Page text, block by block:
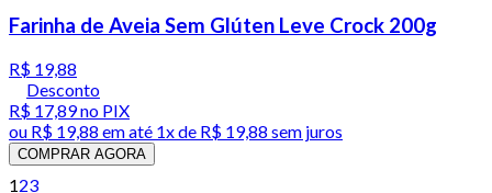
Farinha de Aveia Sem Glúten Leve Crock 200g
R$ 19,88
Desconto
R$ 17,89no PIX
ou R$ 19,88 em até 1x de R$ 19,88 sem juros
COMPRAR AGORA
123